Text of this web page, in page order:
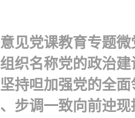
见党课教育专题
织名称党的政治
持呾加强党的全
步调一致向前迚